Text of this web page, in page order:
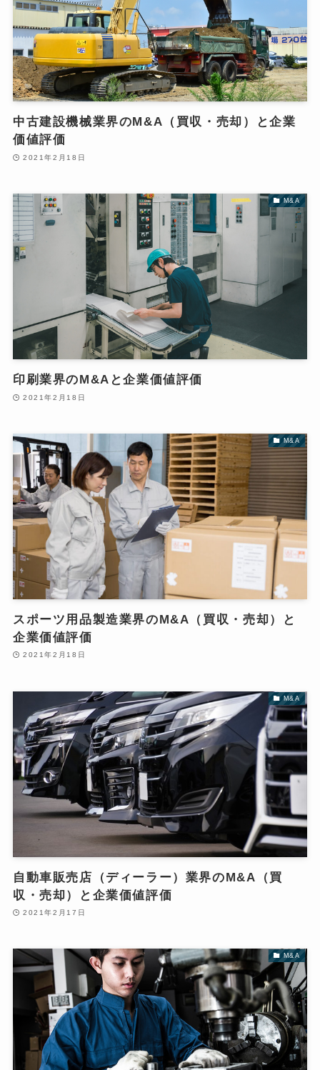
中古建設機械業界のM&A（買収・売却）と企業
価値評価
2021年2月18日
M&A
印刷業界のM&Aと企業価値評価
2021年2月18日
M&A
スポーツ用品製造業界のM&A（買収・売却）と
企業価値評価
2021年2月18日
M&A
自動車販売店（ディーラー）業界のM&A（買
収・売却）と企業価値評価
2021年2月17日
M&A